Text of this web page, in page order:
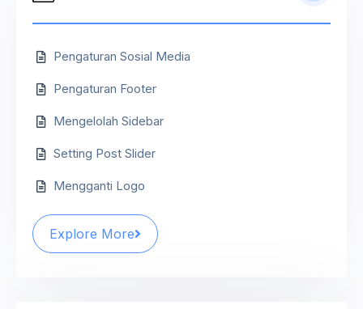
Pengaturan Sosial Media
Pengaturan Footer
Mengelolah Sidebar
Setting Post Slider
Mengganti Logo
Explore More